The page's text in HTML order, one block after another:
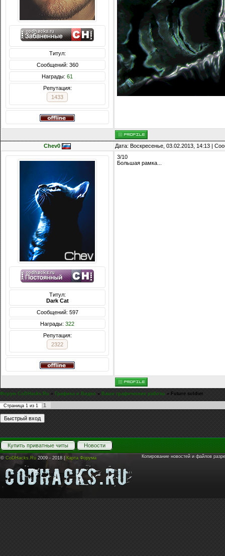
Титул:
Сообщений: 360
Награды: 61
Репутация:
1433
Chev0 Дата: Воскресенье, 03.02.2013, 14:13 |
Титул:
Dark Cat
Сообщений: 597
Награды: 322
Репутация:
2322
3/10
Большая рамка...
Форум CoDHacks.Ru » Графика и Видео » Ваши графические работы » Future soldier
Страница 1 из 1 1
Купить приватные читы Новости
© CoDHacks.Ru 2009 - 2018 | Карта Форума Копирование новостей и файлов